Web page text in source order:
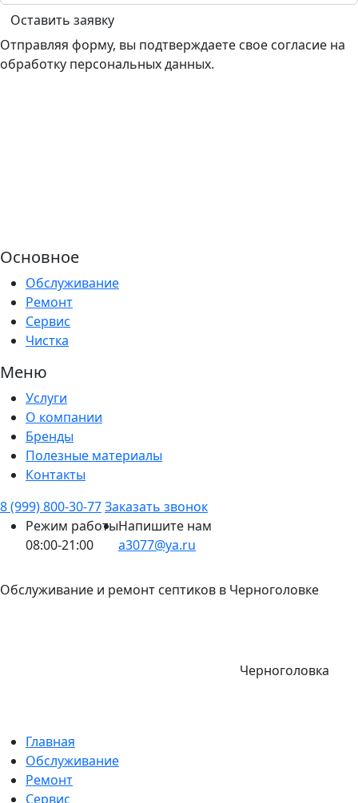
Оставить заявку
Отправляя форму, вы подтверждаете свое согласие на
обработку персональных данных.
Основное
Обслуживание
Ремонт
Сервис
Чистка
Меню
Услуги
О компании
Бренды
Полезные материалы
Контакты
8 (999) 800-30-77Заказать звонок
Режим работы
08:00-21:00
Напишите нам
a3077@ya.ru
Обслуживание и ремонт септиков в Черноголовке
Черноголовка
Главная
Обслуживание
Ремонт
Сервис